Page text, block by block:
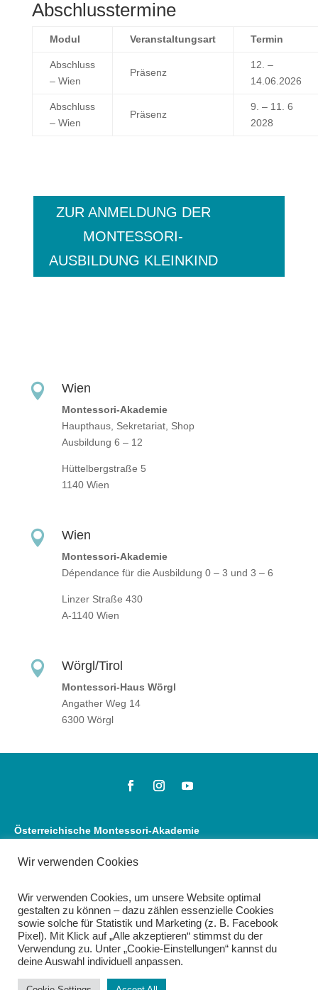
Abschlusstermine
Modul Veranstaltungsart Termin
Abschluss
– Wien
Präsenz
12. –
14.06.2026
Abschluss
– Wien
Präsenz
9. – 11. 6
2028
ZUR ANMELDUNG DER
MONTESSORI-
AUSBILDUNG KLEINKIND
 Wien
Montessori-Akademie
Haupthaus, Sekretariat, Shop
Ausbildung 6 – 12
Hüttelbergstraße 5
1140 Wien
 Wien
Montessori-Akademie
Dépendance für die Ausbildung 0 – 3 und 3 – 6
Linzer Straße 430
A-1140 Wien
 Wörgl/Tirol
Montessori-Haus Wörgl
Angather Weg 14
6300 Wörgl
Österreichische Montessori-Akademie
+43 1 911 69 69
shop@montessori.at
+43 1 911 69 69 – 12
Montessori-Praxis
praxis@montessori.at
Wir verwenden Cookies
Wir verwenden Cookies, um unsere Website optimal
gestalten zu können – dazu zählen essenzielle Cookies
sowie solche für Statistik und Marketing (z. B. Facebook
Pixel). Mit Klick auf „Alle akzeptieren“ stimmst du der
Verwendung zu. Unter „Cookie-Einstellungen“ kannst du
deine Auswahl individuell anpassen.